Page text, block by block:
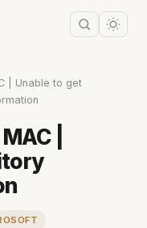
| Unable to get
|